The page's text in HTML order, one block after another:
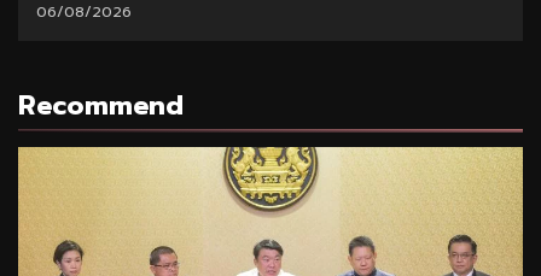
06/08/2026
Recommend